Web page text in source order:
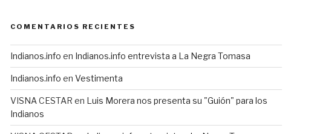
COMENTARIOS RECIENTES
Indianos.info en Indianos.info entrevista a La Negra Tomasa
Indianos.info en Vestimenta
VISNA CESTAR en Luis Morera nos presenta su "Guión" para los
Indianos